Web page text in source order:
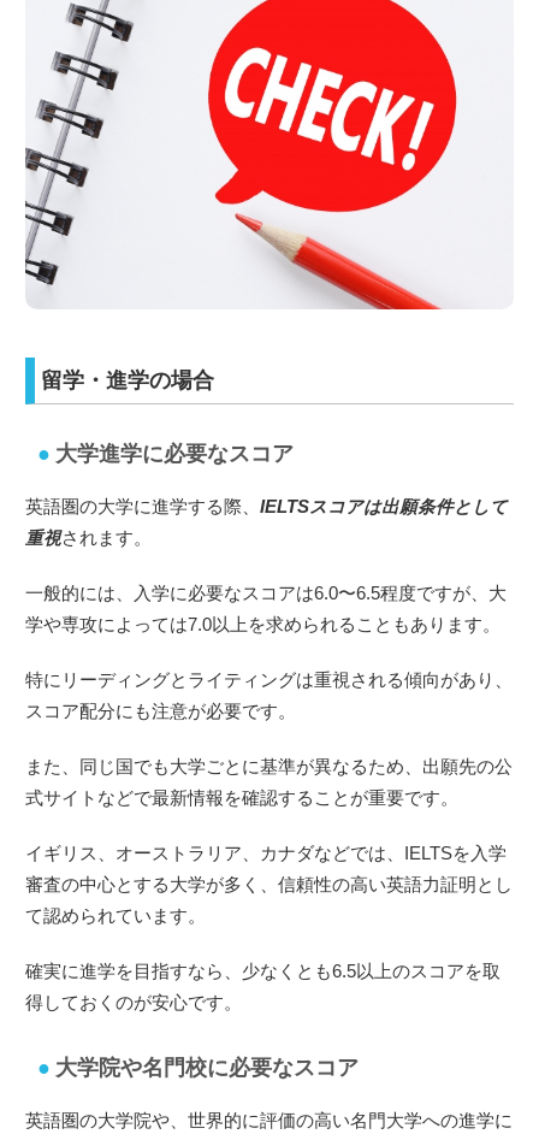
留学・進学の場合
大学進学に必要なスコア
英語圏の大学に進学する際、 IELTSスコアは出願条件として
重視されます。
一般的には、入学に必要なスコアは6.0〜6.5程度ですが、大
学や専攻によっては7.0以上を求められることもあります。
特にリーディングとライティングは重視される傾向があり、
スコア配分にも注意が必要です。
また、同じ国でも大学ごとに基準が異なるため、出願先の公
式サイトなどで最新情報を確認することが重要です。
イギリス、オーストラリア、カナダなどでは、IELTSを入学
審査の中心とする大学が多く、信頼性の高い英語力証明とし
て認められています。
確実に進学を目指すなら、少なくとも6.5以上のスコアを取
得しておくのが安心です。
大学院や名門校に必要なスコア
英語圏の大学院や、世界的に評価の高い名門大学への進学に